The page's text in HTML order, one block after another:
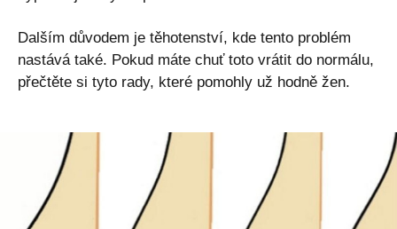
Dalším důvodem je těhotenství, kde tento problém
nastává také. Pokud máte chuť toto vrátit do normálu,
přečtěte si tyto rady, které pomohly už hodně žen.